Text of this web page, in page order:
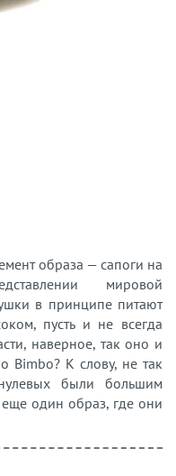
образа — сапоги на
мировой
в принципе питают
пусть и не всегда
наверное, так оно и
Bimbo? К слову, не так
были большим
один образ, где они